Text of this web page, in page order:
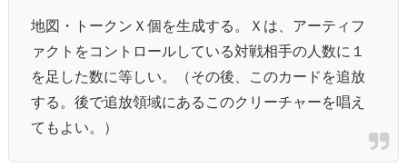
地図・トークンＸ個を生成する。Ｘは、アーティフ
ァクトをコントロールしている対戦相手の人数に１
を足した数に等しい。（その後、このカードを追放
する。後で追放領域にあるこのクリーチャーを唱え
てもよい。）